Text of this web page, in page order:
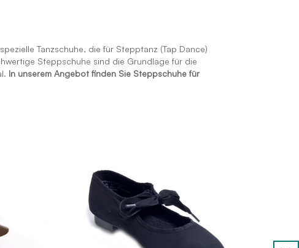
Tanzschuhe, die für Stepptanz (Tap Dance)
Steppschuhe sind die Grundlage für die
In unserem Angebot finden Sie Steppschuhe für